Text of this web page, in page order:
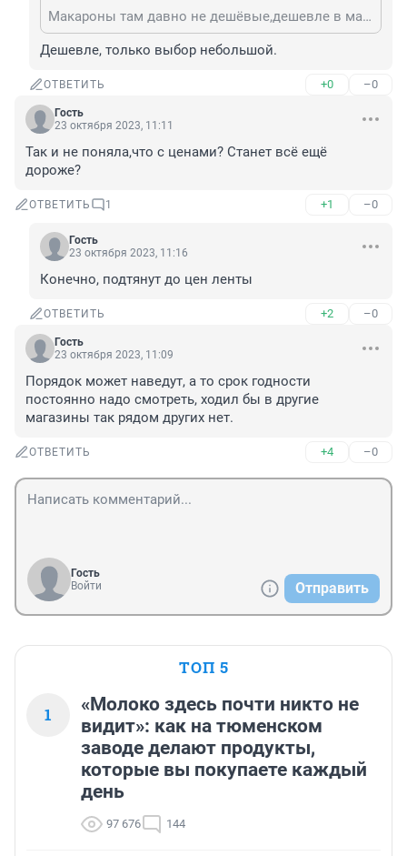
Макароны там давно не дешёвые,дешевле в магните или фикспрайсе.
Дешевле, только выбор небольшой.
ОТВЕТИТЬ +0 –0
Гость
23 октября 2023, 11:11
Так и не поняла,что с ценами? Станет всё ещё
дороже?
ОТВЕТИТЬ 1 +1 –0
Гость
23 октября 2023, 11:16
Конечно, подтянут до цен ленты
ОТВЕТИТЬ +2 –0
Гость
23 октября 2023, 11:09
Порядок может наведут, а то срок годности
постоянно надо смотреть, ходил бы в другие
магазины так рядом других нет.
ОТВЕТИТЬ +4 –0
Гость
Войти
Отправить
ТОП 5
1
«Молоко здесь почти никто не
видит»: как на тюменском
заводе делают продукты,
которые вы покупаете каждый
день
97 676 144